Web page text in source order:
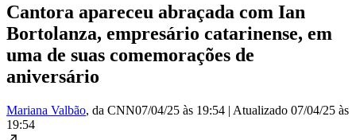
Cantora apareceu abraçada com Ian
Bortolanza, empresário catarinense, em
uma de suas comemorações de
aniversário
Mariana Valbão, da CNN07/04/25 às 19:54 | Atualizado 07/04/25 às
19:54